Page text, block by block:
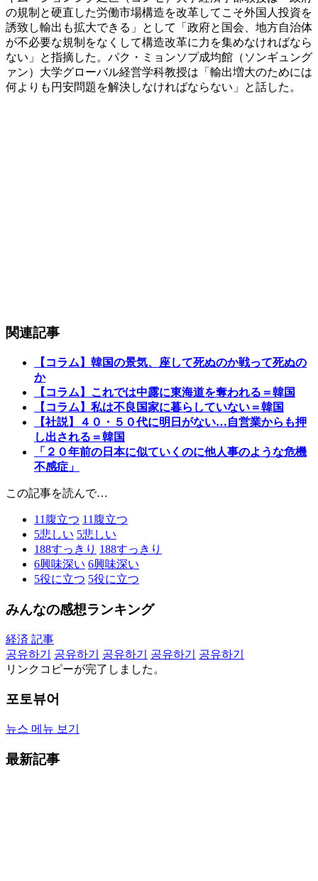
の規制と硬直した労働市場構造を改革してこそ外国人投資を
誘致し輸出も拡大できる」として「政府と国会、地方自治体
が不必要な規制をなくして構造改革に力を集めなければなら
ない」と指摘した。パク・ミョンソプ成均館（ソンギュング
ァン）大学グローバル経営学科教授は「輸出増大のためには
何よりも円安問題を解決しなければならない」と話した。
関連記事
【コラム】韓国の景気、座して死ぬのか戦って死ぬの
か
【コラム】これでは中露に東海道を奪われる＝韓国
【コラム】私は不良国家に暮らしていない＝韓国
【社説】４０・５０代に明日がない…自営業からも押
し出される＝韓国
「２０年前の日本に似ていくのに他人事のような危機
不感症」
この記事を読んで…
11 腹立つ 11 腹立つ
5悲しい 5悲しい
188すっきり 188すっきり
6興味深い 6興味深い
5役に立つ 5役に立つ
みんなの感想ランキング
経済 記事
공유하기
공유하기 공유하기 공유하기
공유하기
リンクコピーが完了しました。
포토뷰어
뉴스 메뉴 보기
最新記事